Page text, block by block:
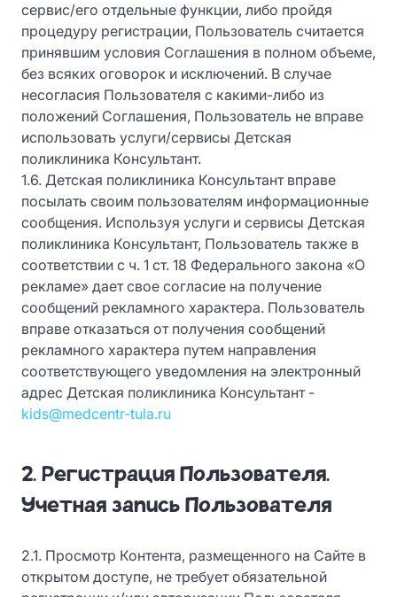
сервис/его отдельные функции, либо пройдя
процедуру регистрации, Пользователь считается
принявшим условия Соглашения в полном объеме,
без всяких оговорок и исключений. В случае
несогласия Пользователя с какими-либо из
положений Соглашения, Пользователь не вправе
использовать услуги/сервисы Детская
поликлиника Консультант.
1.6. Детская поликлиника Консультант вправе
посылать своим пользователям информационные
сообщения. Используя услуги и сервисы Детская
поликлиника Консультант, Пользователь также в
соответствии с ч. 1 ст. 18 Федерального закона «О
рекламе» дает свое согласие на получение
сообщений рекламного характера. Пользователь
вправе отказаться от получения сообщений
рекламного характера путем направления
соответствующего уведомления на электронный
адрес Детская поликлиника Консультант -
kids@medcentr-tula.ru
2. Регистрация Пользователя.
Учетная запись Пользователя
2.1. Просмотр Контента, размещенного на Сайте в
открытом доступе, не требует обязательной